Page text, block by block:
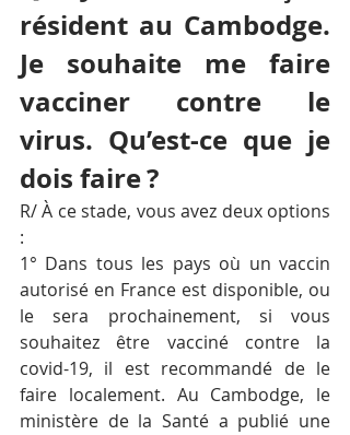
résident au Cambodge.
Je souhaite me faire
vacciner contre le
virus. Qu’est-ce que je
dois faire ?
R/ À ce stade, vous avez deux options
:
1° Dans tous les pays où un vaccin
autorisé en France est disponible, ou
le sera prochainement, si vous
souhaitez être vacciné contre la
covid-19, il est recommandé de le
faire localement. Au Cambodge, le
ministère de la Santé a publié une